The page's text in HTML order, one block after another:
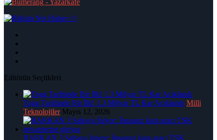
|
Editörün Seçtikleri
Togg Tarihinde Bir İlk! 1.3 Milyar TL Kar Açıklandı Milli
Teknolojiler Mayıs 12, 2026
BARKAN 3 Sahaya İniyor: İnsansız kara aracı TSK